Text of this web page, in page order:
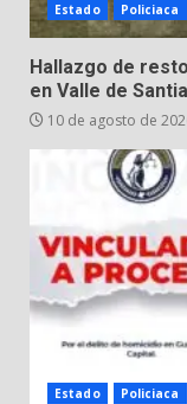
5
6
Estado Policiaca
Hallazgo de
en Valle de
10 de agosto de
Estado Policiaca